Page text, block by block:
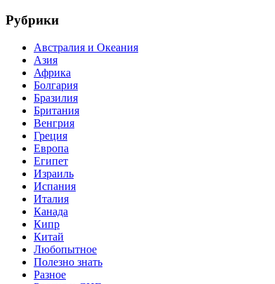
Рубрики
Австралия и Океания
Азия
Африка
Болгария
Бразилия
Британия
Венгрия
Греция
Европа
Египет
Израиль
Испания
Италия
Канада
Кипр
Китай
Любопытное
Полезно знать
Разное